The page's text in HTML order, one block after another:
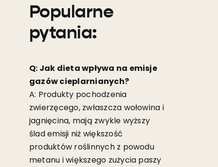
Popularne
pytania:
Q: Jak dieta wpływa na emisje
gazów cieplarnianych?
A: Produkty pochodzenia
zwierzęcego, zwłaszcza wołowina i
jagnięcina, mają zwykle wyższy
ślad emisji niż większość
produktów roślinnych z powodu
metanu i większego zużycia paszy